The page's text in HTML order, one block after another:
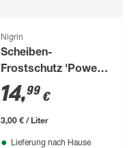
Nigrin
Scheiben-
Frostschutz 'Power
Ruby Delight' bis -18
°C 5 l
14,99 €
3,00 € / Liter
Lieferung nach Hause